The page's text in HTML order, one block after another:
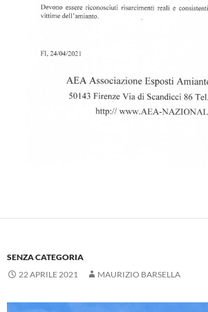
SENZA CATEGORIA
22 APRILE 2021
MAURIZIO BARSELLA